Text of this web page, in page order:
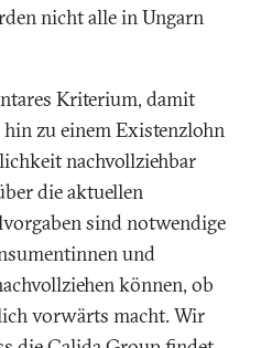
nicht alle in Ungarn
Kriterium, damit
zu einem Existenzlohn
nachvollziehbar
die aktuellen
sind notwendige
und
können, ob
vorwärts macht. Wir